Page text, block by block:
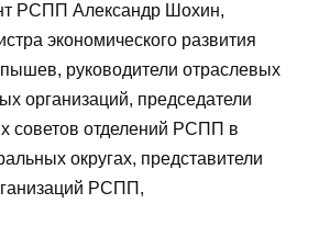
РСПП Александр Шохин,
экономического развития
руководители отраслевых
организаций, председатели
советов отделений РСПП в
округах, представители
РСПП,